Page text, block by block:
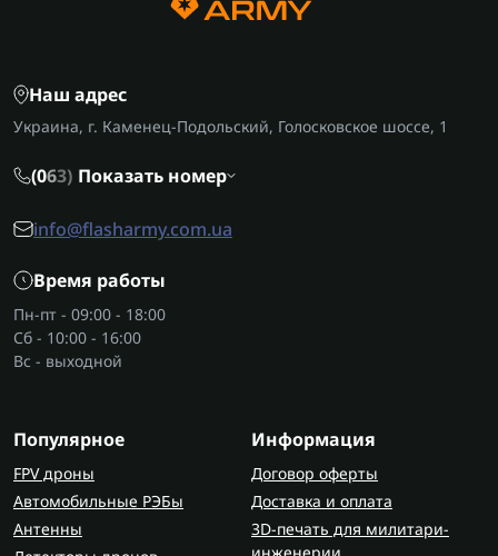
Наш адрес
Украина, г. Каменец-Подольский, Голосковское шоссе, 1
(063) Показать номер
info@flasharmy.com.ua
Время работы
Пн-пт - 09:00 - 18:00
Сб - 10:00 - 16:00
Вс - выходной
Популярное
FPV дроны
Автомобильные РЭБы
Антенны
Информация
Договор оферты
Доставка и оплата
3D-печать для милитари-